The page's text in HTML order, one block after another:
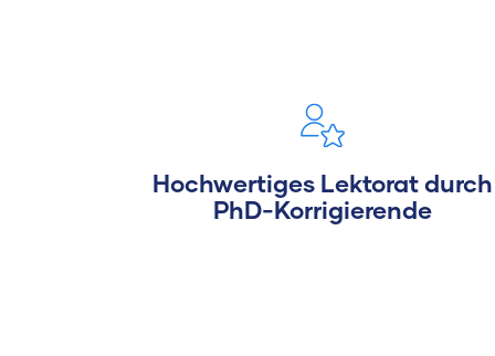
Hochwertiges Lektorat durch
PhD-Korrigierende